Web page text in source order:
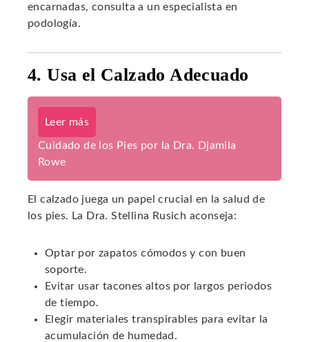
encarnadas, consulta a un especialista en
podología.
4. Usa el Calzado Adecuado
Leer más
Cuidado de los Pies por la Dra. Djamila
Rowe
El calzado juega un papel crucial en la salud de
los pies. La Dra. Stellina Rusich aconseja:
Optar por zapatos cómodos y con buen
soporte.
Evitar usar tacones altos por largos periodos
de tiempo.
Elegir materiales transpirables para evitar la
acumulación de humedad.